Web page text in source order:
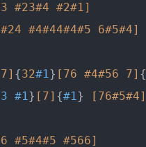
#23#4 #2#1]
#4#44#4#5 6#5#4]
{32#1} [76 #4#56 7] {
#1} [7] {#1} [76#5#4]
#5#4#5 #566]